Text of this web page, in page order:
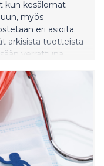
kun kesälomat
myös
eri asioita.
arkisista tuotteista
verrattuna.
arjen kiireisiin.